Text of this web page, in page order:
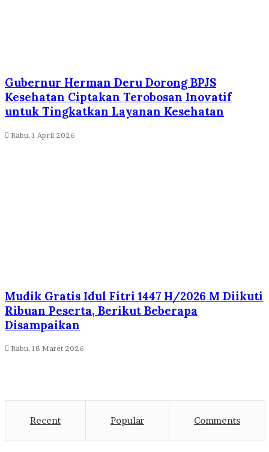
Gubernur Herman Deru Dorong BPJS
Kesehatan Ciptakan Terobosan Inovatif
untuk Tingkatkan Layanan Kesehatan
Rabu, 1 April 2026
Mudik Gratis Idul Fitri 1447 H/2026 M Diikuti
Ribuan Peserta, Berikut Beberapa
Disampaikan
Rabu, 18 Maret 2026
Recent Popular Comments